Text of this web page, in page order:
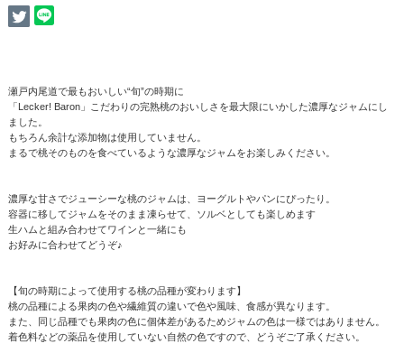
瀬戸内尾道で最もおいしい“旬”の時期に
「Lecker! Baron」こだわりの完熟桃のおいしさを最大限にいかした濃厚なジャムにし
ました。
もちろん余計な添加物は使用していません。
まるで桃そのものを食べているような濃厚なジャムをお楽しみください。
濃厚な甘さでジューシーな桃のジャムは、ヨーグルトやパンにぴったり。
容器に移してジャムをそのまま凍らせて、ソルベとしても楽しめます
生ハムと組み合わせてワインと一緒にも
お好みに合わせてどうぞ♪
【旬の時期によって使用する桃の品種が変わります】
桃の品種による果肉の色や繊維質の違いで色や風味、食感が異なります。
また、同じ品種でも果肉の色に個体差があるためジャムの色は一様ではありません。
着色料などの薬品を使用していない自然の色ですので、どうぞご了承ください。